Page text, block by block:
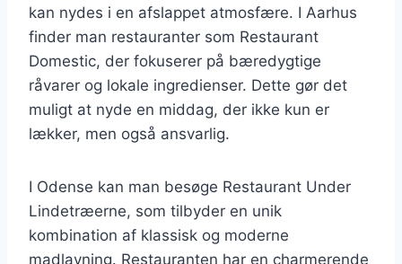
kan nydes i en afslappet atmosfære. I Aarhus
finder man restauranter som Restaurant
Domestic, der fokuserer på bæredygtige
råvarer og lokale ingredienser. Dette gør det
muligt at nyde en middag, der ikke kun er
lækker, men også ansvarlig.
I Odense kan man besøge Restaurant Under
Lindetræerne, som tilbyder en unik
kombination af klassisk og moderne
madlavning. Restauranten har en charmerende